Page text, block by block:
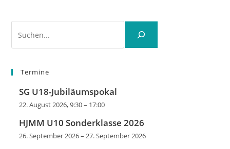
Termine
SG U18-Jubiläumspokal
22. August 2026, 9:30– 17:00
HJMM U10 Sonderklasse 2026
26. September 2026–27. September 2026